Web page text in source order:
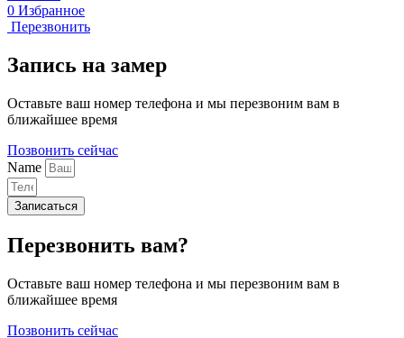
0 Избранное
Перезвонить
Запись на замер
Оставьте ваш номер телефона и мы перезвоним вам в
ближайшее время
Позвонить сейчас
Name
Записаться
Перезвонить вам?
Оставьте ваш номер телефона и мы перезвоним вам в
ближайшее время
Позвонить сейчас